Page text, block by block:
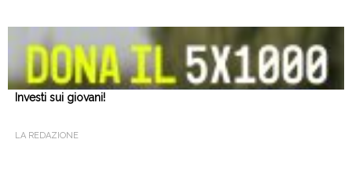
Investi sui giovani!
LA REDAZIONE